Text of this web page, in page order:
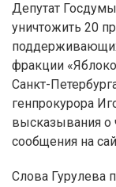
Депутат
уничтожить 20
фракции
Санкт-
генпрокурора
высказывания о
сообщения на
Слова Гурулева